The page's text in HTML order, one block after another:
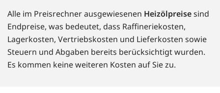
Alle im Preisrechner ausgewiesenen Heizölpreisesind
Endpreise, was bedeutet, dass Raffineriekosten,
Lagerkosten, Vertriebskosten und Lieferkosten sowie
Steuern und Abgaben bereits berücksichtigt wurden.
Es kommen keine weiteren Kosten auf Sie zu.